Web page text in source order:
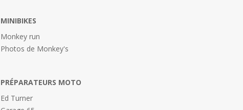
MINIBIKES
Monkey run
Photos de Monkey's
PRÉPARATEURS MOTO
Ed Turner